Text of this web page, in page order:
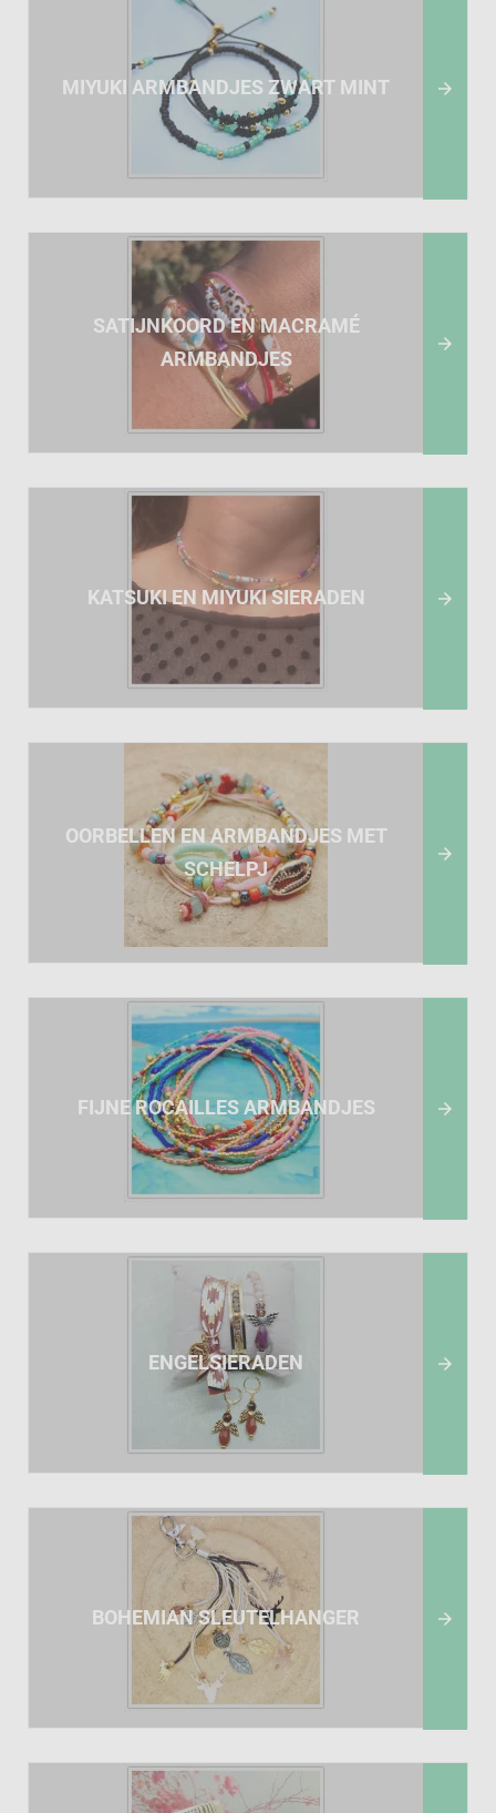
MIYUKI ARMBANDJES ZWART MINT 
SATIJNKOORD EN MACRAMÉ
ARMBANDJES

KATSUKI EN MIYUKI SIERADEN 
OORBELLEN EN ARMBANDJES MET
SCHELPJ

FIJNE ROCAILLES ARMBANDJES 
ENGELSIERADEN 
BOHEMIAN SLEUTELHANGER 